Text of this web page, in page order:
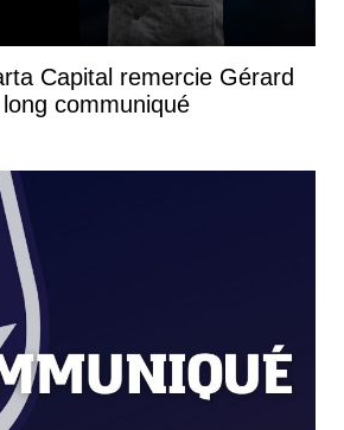
Capital remercie Gérard
communiqué